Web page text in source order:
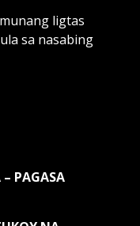
ligtas
sa nasabing
– PAGASA